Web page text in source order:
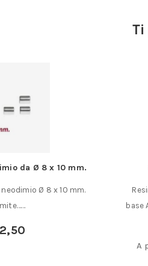
da Ø 8 x 10 mm.
Ø 8 x 10 mm.
base
A